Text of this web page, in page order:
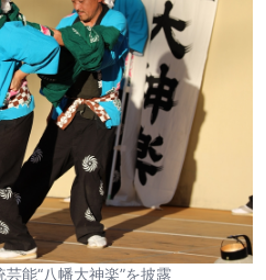
能“八幡大神楽”を披露